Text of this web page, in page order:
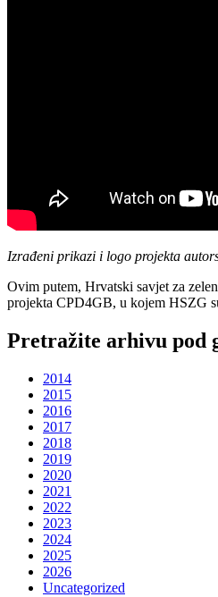
Izrađeni prikazi i logo projekta
Ovim putem, Hrvatski savjet za
projekta CPD4GB, u kojem HSZG
Pretražite arhivu pod
2014
2015
2016
2017
2018
2019
2020
2021
2022
2023
2024
2025
2026
Uncategorized